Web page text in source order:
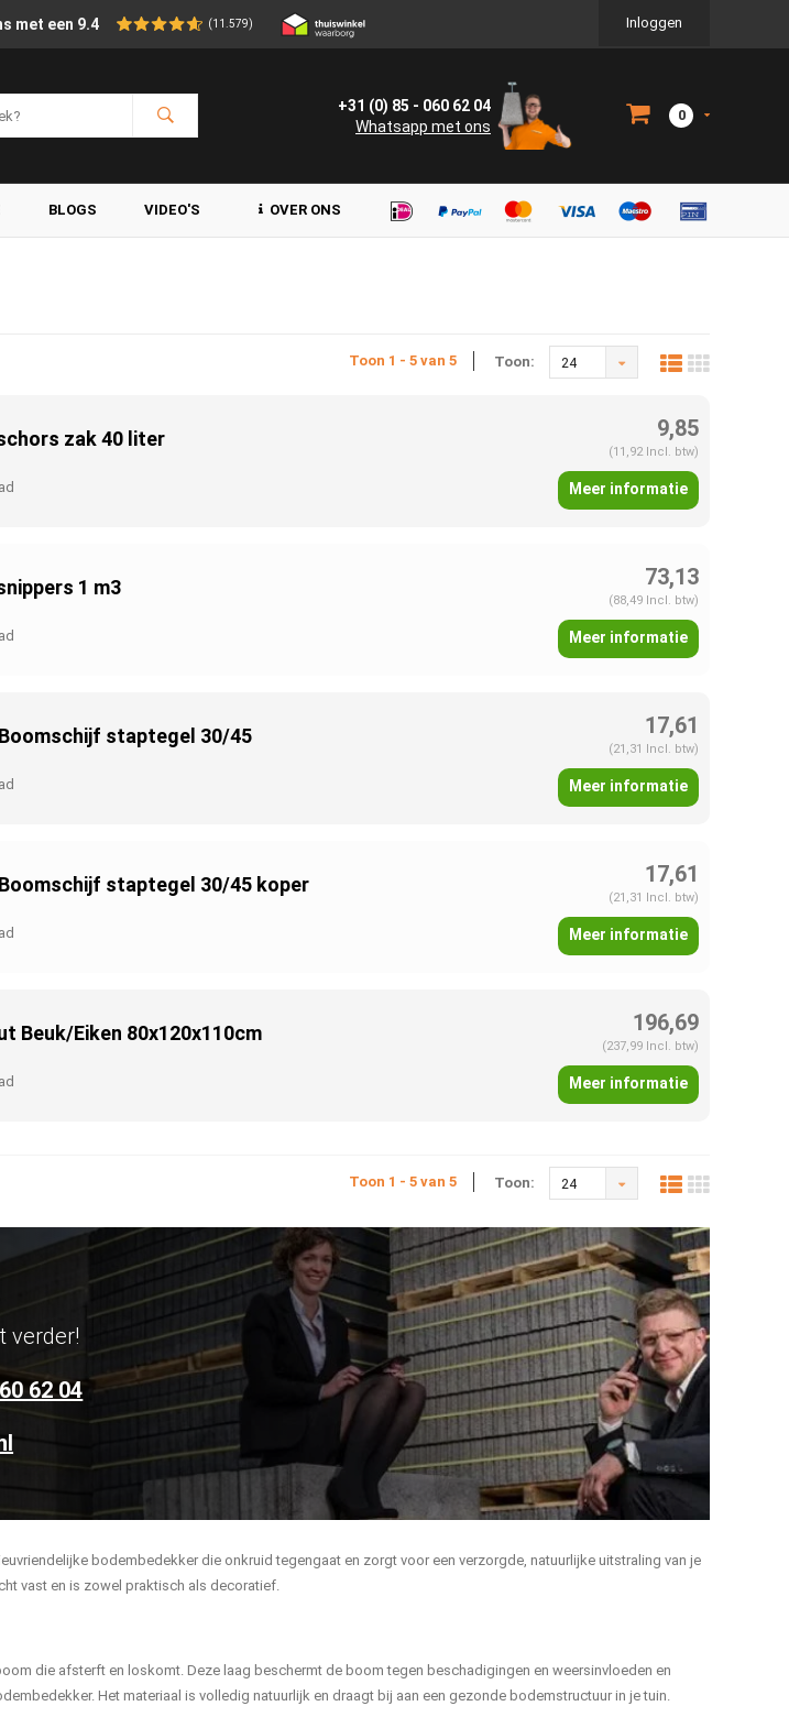
met een 9.4 (11.579) Inloggen
+31 (0) 85 - 060 62 04
Whatsapp met ons
0
BLOGS VIDEO'S OVER ONS
Toon 1 - 5 van 5 Toon: 24
zak 40 liter 9,85
(11,92 Incl. btw)
Meer informatie
1 m3 73,13
(88,49 Incl. btw)
Meer informatie
staptegel 30/45 17,61
(21,31 Incl. btw)
Meer informatie
staptegel 30/45 koper 17,61
(21,31 Incl. btw)
Meer informatie
Beuk/Eiken 80x120x110cm 196,69
(237,99 Incl. btw)
Meer informatie
Toon 1 - 5 van 5 Toon: 24
verder!
62 04
bodembedekker die onkruid tegengaat en zorgt voor een verzorgde, natuurlijke uitstraling van je
vast en is zowel praktisch als decoratief.
die afsterft en loskomt. Deze laag beschermt de boom tegen beschadigingen en weersinvloeden en
Het materiaal is volledig natuurlijk en draagt bij aan een gezonde bodemstructuur in je tuin.